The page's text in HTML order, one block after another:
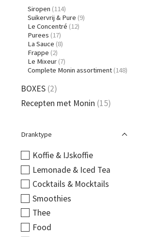
Siropen (114)
Suikervrij & Pure (9)
Le Concentré (12)
Purees (17)
La Sauce (8)
Frappe (2)
Le Mixeur (7)
Complete Monin assortiment (148)
BOXES (2)
Recepten met Monin (15)
Dranktype
Koffie & IJskoffie
Lemonade & Iced Tea
Cocktails & Mocktails
Smoothies
Thee
Food